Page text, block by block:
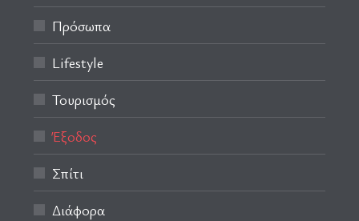
Πρόσωπα
Lifestyle
Τουρισμός
Έξοδος
Σπίτι
Διάφορα